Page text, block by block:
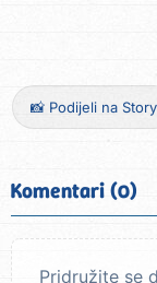
📸 Podijeli na Story
Komentari (0)
Pridružite se